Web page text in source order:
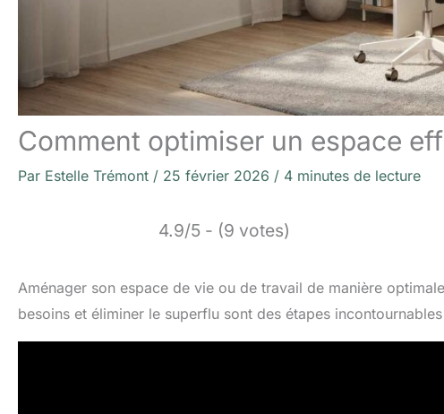
Comment optimiser un espace
Par Estelle Trémont / 25 février 2026 / 4 minutes de lecture
4.9/5 - (9 votes)
Aménager son espace de vie ou de travail de manière
besoins et éliminer le superflu sont des étapes